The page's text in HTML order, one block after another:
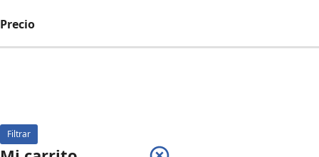
Precio
Filtrar